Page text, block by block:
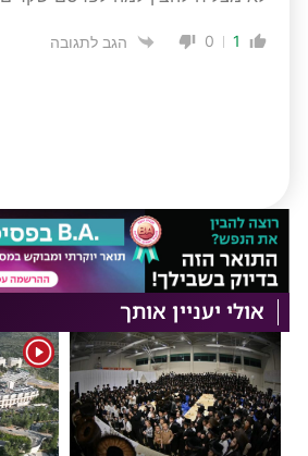
1
0 הגב לתגובה
אולי יעניין אותך
1